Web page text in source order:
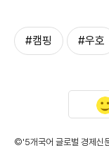
#캠핑 #우호
©'5개국어 글로벌 경제신